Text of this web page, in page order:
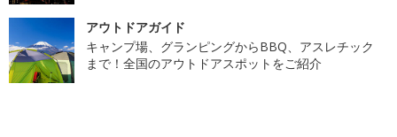
アウトドアガイド
キャンプ場、グランピングからBBQ、アスレチック
まで！全国のアウトドアスポットをご紹介